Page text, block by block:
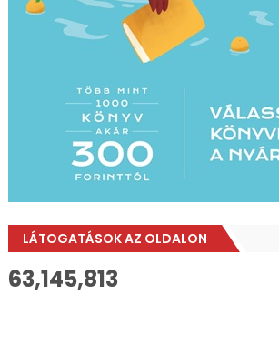
LÁTOGATÁSOK AZ OLDALON
63,145,813